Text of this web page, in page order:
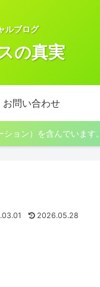
ルブログ
の真実
お問い合わせ
ョン）を含んでいます。
2026.05.28